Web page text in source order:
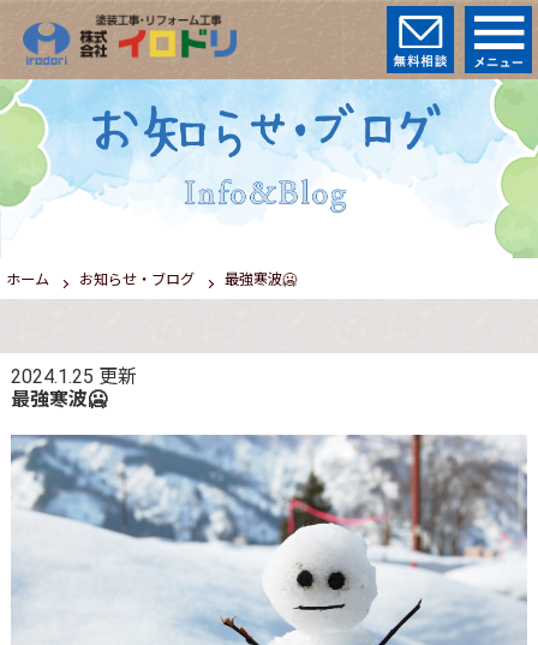
ホーム お知らせ・ブログ 最強寒波🥶
2024.1.25 更新
最強寒波🥶